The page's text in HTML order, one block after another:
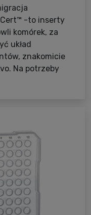
-to inserty
komórek, za
układ
znakomicie
Na potrzeby